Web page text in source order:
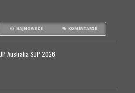
NAJNOWSZE KOMENTARZE
JP Australia SUP 2026